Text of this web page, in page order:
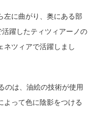
左に曲がり、奥にある部
躍したティツィアーノの
ネツィアで活躍しまし
のは、油絵の技術が使用
よって色に陰影をつける